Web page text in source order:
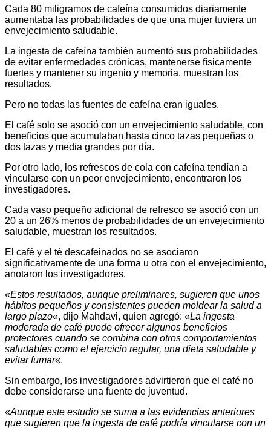
Cada 80 miligramos de cafeína consumidos diariamente
aumentaba las probabilidades de que una mujer tuviera un
envejecimiento saludable.
La ingesta de cafeína también aumentó sus probabilidades
de evitar enfermedades crónicas, mantenerse físicamente
fuertes y mantener su ingenio y memoria, muestran los
resultados.
Pero no todas las fuentes de cafeína eran iguales.
El café solo se asoció con un envejecimiento saludable, con
beneficios que acumulaban hasta cinco tazas pequeñas o
dos tazas y media grandes por día.
Por otro lado, los refrescos de cola con cafeína tendían a
vincularse con un peor envejecimiento, encontraron los
investigadores.
Cada vaso pequeño adicional de refresco se asoció con un
20 a un 26% menos de probabilidades de un envejecimiento
saludable, muestran los resultados.
El café y el té descafeinados no se asociaron
significativamente de una forma u otra con el envejecimiento,
anotaron los investigadores.
«Estos resultados, aunque preliminares, sugieren que unos
hábitos pequeños y consistentes pueden moldear la salud a
largo plazo«, dijo Mahdavi, quien agregó: «La ingesta
moderada de café puede ofrecer algunos beneficios
protectores cuando se combina con otros comportamientos
saludables como el ejercicio regular, una dieta saludable y
evitar fumar«.
Sin embargo, los investigadores advirtieron que el café no
debe considerarse una fuente de juventud.
«Aunque este estudio se suma a las evidencias anteriores
que sugieren que la ingesta de café podría vincularse con un